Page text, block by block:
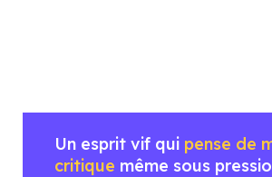
Un esprit vif qui pense de
critique même sous